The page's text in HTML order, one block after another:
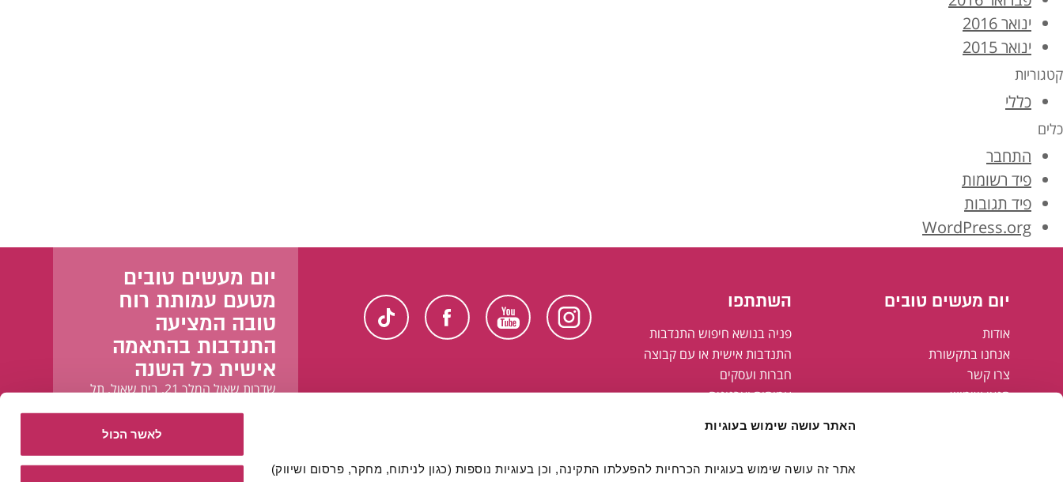
האתר עושה שימוש בעוגיות
לאשר הכול
ינואר 2016
ינואר 2015
קטגוריות
כללי
כלים
התחבר
פיד רשומות
פיד תגובות
WordPress.org
יום מעשים טובים
אודות
אנחנו בתקשורת
צרו קשר
תנאי שימוש
השתתפו
פניה בנושא חיפוש התנדבות
התנדבות אישית או עם קבוצה
חברות ועסקים
עמותות וארגונים
יום מעשים טובים
מטעם עמותת רוח
טובה המציעה
התנדבות בהתאמה
אישית כל השנה
שדרות שאול המלך 21, בית שאול, תל